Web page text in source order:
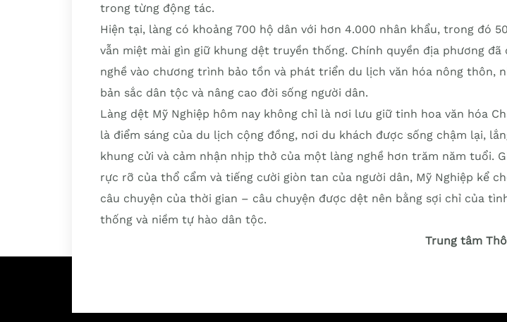
trong từng động tác.
Hiện tại, làng có khoảng 700 hộ dân với hơn 4.000 nhân khẩu, trong đó
vẫn miệt mài gìn giữ khung dệt truyền thống. Chính quyền địa phương đã
nghề vào chương trình bảo tồn và phát triển du lịch văn hóa nông thôn,
bản sắc dân tộc và nâng cao đời sống người dân.
Làng dệt Mỹ Nghiệp hôm nay không chỉ là nơi lưu giữ tinh hoa văn hóa
là điểm sáng của du lịch cộng đồng, nơi du khách được sống chậm lại,
khung cửi và cảm nhận nhịp thở của một làng nghề hơn trăm năm tuổi.
rực rỡ của thổ cẩm và tiếng cười giòn tan của người dân, Mỹ Nghiệp kể
câu chuyện của thời gian – câu chuyện được dệt nên bằng sợi chỉ của
thống và niềm tự hào dân tộc.
Trung tâm